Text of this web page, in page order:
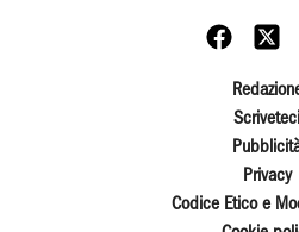
Scriveteci
Privacy
Codice Etico e